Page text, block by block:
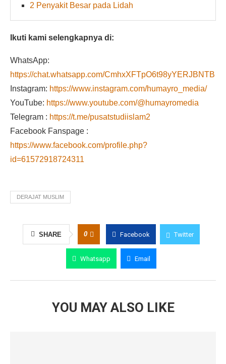
2 Penyakit Besar pada Lidah
Ikuti kami selengkapnya di:
WhatsApp:
https://chat.whatsapp.com/CmhxXFTpO6t98yYERJBNTB
Instagram: https://www.instagram.com/humayro_media/
YouTube: https://www.youtube.com/@humayromedia
Telegram : https://t.me/pusatstudiislam2
Facebook Fanspage :
https://www.facebook.com/profile.php?
id=61572918724311
DERAJAT MUSLIM
SHARE 0 Facebook Twitter
Whatsapp Email
YOU MAY ALSO LIKE